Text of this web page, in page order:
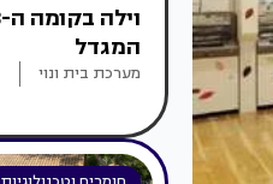
המגדל
מערכת בית ונוי